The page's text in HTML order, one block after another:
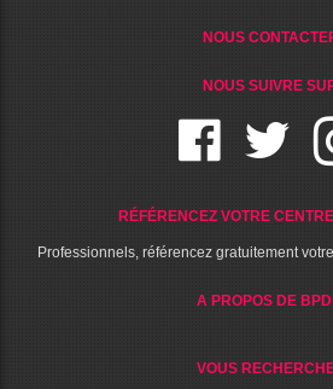
NOUS
NOUS SUIVRE
RÉFÉRENCEZ VOTRE
Professionnels, référencez gratuitement
A PROPOS DE
VOUS